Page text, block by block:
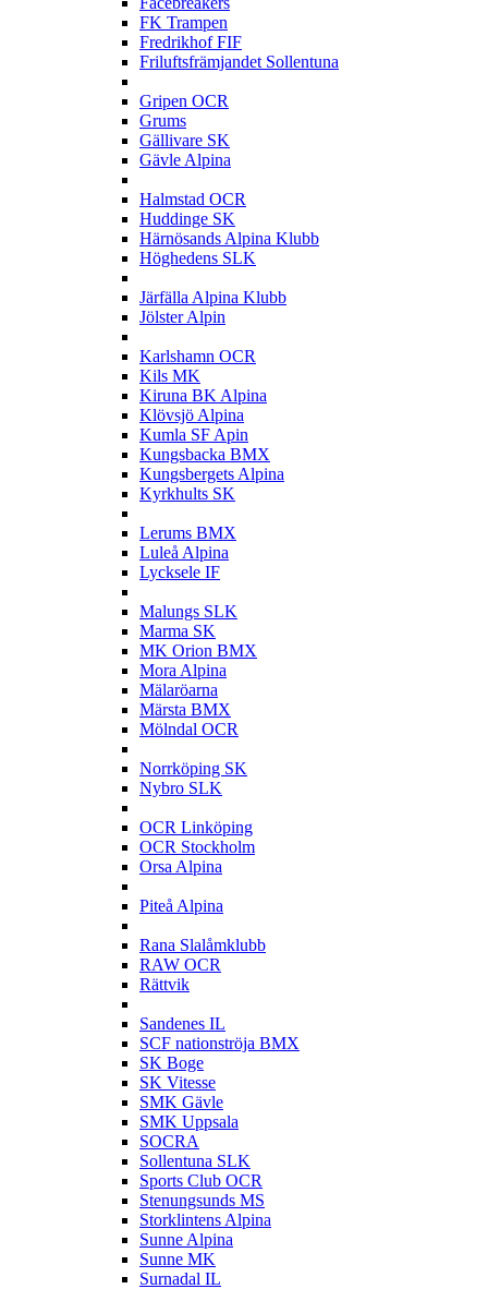
FK Trampen
Fredrikhof FIF
Friluftsfrämjandet Sollentuna
Gripen OCR
Grums
Gällivare SK
Gävle Alpina
Halmstad OCR
Huddinge SK
Härnösands Alpina Klubb
Höghedens SLK
Järfälla Alpina Klubb
Jölster Alpin
Karlshamn OCR
Kils MK
Kiruna BK Alpina
Klövsjö Alpina
Kumla SF Apin
Kungsbacka BMX
Kungsbergets Alpina
Kyrkhults SK
Lerums BMX
Luleå Alpina
Lycksele IF
Malungs SLK
Marma SK
MK Orion BMX
Mora Alpina
Mälaröarna
Märsta BMX
Mölndal OCR
Norrköping SK
Nybro SLK
OCR Linköping
OCR Stockholm
Orsa Alpina
Piteå Alpina
Rana Slalåmklubb
RAW OCR
Rättvik
Sandenes IL
SCF nationströja BMX
SK Boge
SK Vitesse
SMK Gävle
SMK Uppsala
SOCRA
Sollentuna SLK
Sports Club OCR
Stenungsunds MS
Storklintens Alpina
Sunne Alpina
Sunne MK
Surnadal IL